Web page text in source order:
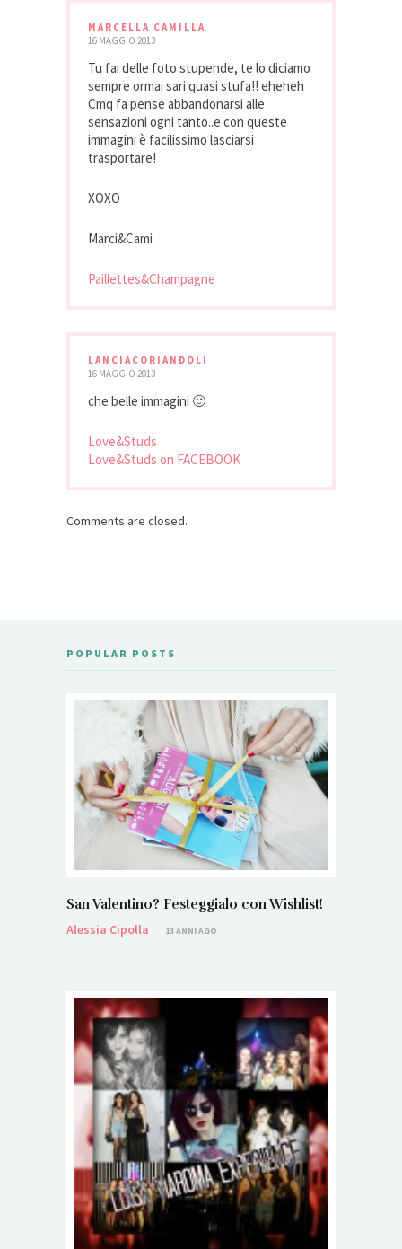
MARCELLA CAMILLA
16 MAGGIO 2013
Tu fai delle foto stupende, te lo diciamo
sempre ormai sari quasi stufa!! eheheh
Cmq fa pense abbandonarsi alle
sensazioni ogni tanto..e con queste
immagini è facilissimo lasciarsi
trasportare!
XOXO
Marci&Cami
Paillettes&Champagne
LANCIACORIANDOLI
16 MAGGIO 2013
che belle immagini 🙂
Love&Studs
Love&Studs on FACEBOOK
Comments are closed.
POPULAR POSTS
San Valentino? Festeggialo con Wishlist!
Alessia Cipolla
13 ANNI AGO